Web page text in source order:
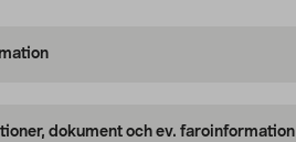
dokument och ev. faroinformation